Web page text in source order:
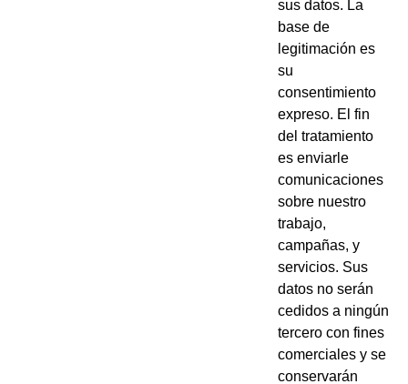
sus datos. La
base de
legitimación es
su
consentimiento
expreso. El fin
del tratamiento
es enviarle
comunicaciones
sobre nuestro
trabajo,
campañas, y
servicios. Sus
datos no serán
cedidos a ningún
tercero con fines
comerciales y se
conservarán